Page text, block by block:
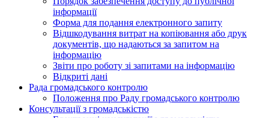
інформації
Форма для подання електронного запиту
Відшкодування витрат на копіювання або друк
документів, що надаються за запитом на
інформацію
Звіти про роботу зі запитами на інформацію
Відкриті дані
Рада громадського контролю
Положення про Раду громадського контролю
Консультації з громадськістю